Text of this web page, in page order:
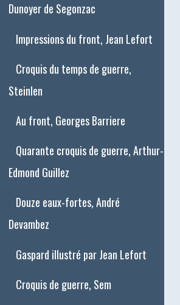
Dunoyer de Segonzac
Impressions du front, Jean Lefort
Croquis du temps de guerre,
Steinlen
Au front, Georges Barriere
Quarante croquis de guerre, Arthur-
Edmond Guillez
Douze eaux-fortes, André
Devambez
Gaspard illustré par Jean Lefort
Croquis de guerre, Sem